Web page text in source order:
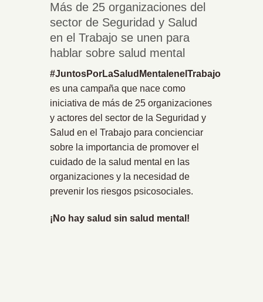
Más de 25 organizaciones del
sector de Seguridad y Salud
en el Trabajo se unen para
hablar sobre salud mental
#JuntosPorLaSaludMentalenelTrabajo
es una campaña que nace como
iniciativa de más de 25 organizaciones
y actores del sector de la Seguridad y
Salud en el Trabajo para concienciar
sobre la importancia de promover el
cuidado de la salud mental en las
organizaciones y la necesidad de
prevenir los riesgos psicosociales.
¡No hay salud sin salud mental!